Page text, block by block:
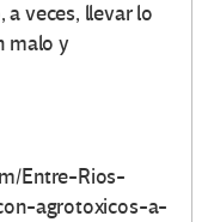
a veces, llevar lo
malo y
Entre-Rios-
agrotoxicos-a-